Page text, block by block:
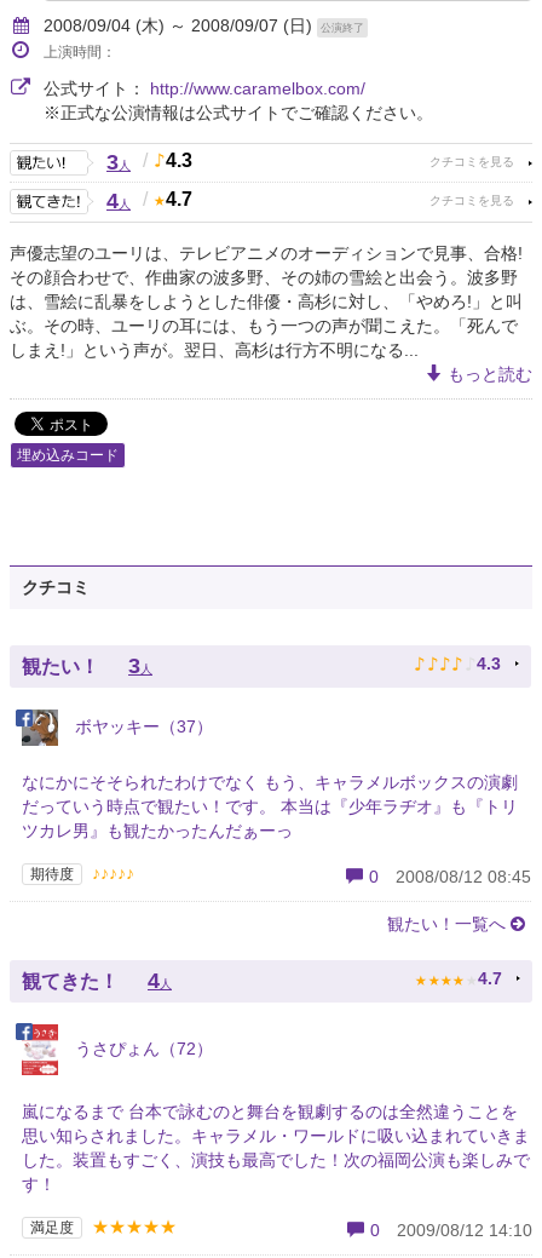
2008/09/04 (木) ～ 2008/09/07 (日) 公演終了
上演時間：
公式サイト： http://www.caramelbox.com/
※正式な公演情報は公式サイトでご確認ください。
3人 / 4.3
4人 / 4.7
声優志望のユーリは、テレビアニメのオーディションで見事、合格!
その顔合わせで、作曲家の波多野、その姉の雪絵と出会う。波多野
は、雪絵に乱暴をしようとした俳優・高杉に対し、「やめろ!」と叫
ぶ。その時、ユーリの耳には、もう一つの声が聞こえた。「死んで
しまえ!」という声が。翌日、高杉は行方不明になる...
もっと読む
埋め込みコード
クチコミ
観たい！ 3人 ♪ ♪ ♪ ♪ ♪ 4.3
ボヤッキー（37）
なにかにそそられたわけでなく もう、キャラメルボックスの演劇
だっていう時点で観たい！です。 本当は『少年ラヂオ』も『トリ
ツカレ男』も観たかったんだぁーっ
期待度 ♪♪♪♪♪ 0 2008/08/12 08:45
観たい！一覧へ
観てきた！ 4 人 ★ ★ ★ ★ ★ 4.7
うさぴょん（72）
嵐になるまで 台本で詠むのと舞台を観劇するのは全然違うことを
思い知らされました。キャラメル・ワールドに吸い込まれていきま
した。装置もすごく、演技も最高でした！次の福岡公演も楽しみで
す！
満足度 ★★★★★ 0 2009/08/12 14:10